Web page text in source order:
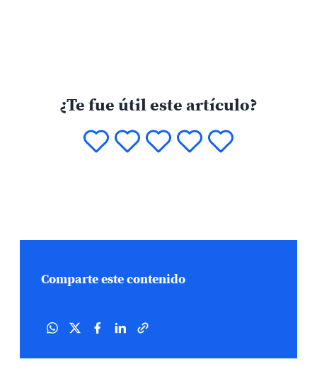
¿Te fue útil este artículo?
Comparte este contenido